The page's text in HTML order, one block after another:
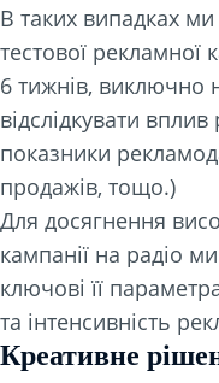
В таких випадках
тестової рекламної
6 тижнів, виключно
відслідкувати
показники
продажів, тощо.)
Для досягнення
кампанії на радіо
ключові її
та інтенсивність
Креативне